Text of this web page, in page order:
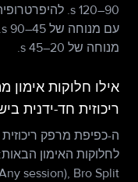
מנוחה של 20–45 s.
אילו חלוקות
ריכוזית חד-ידנית
ה-כפיפת מרפק
session), Bro Split